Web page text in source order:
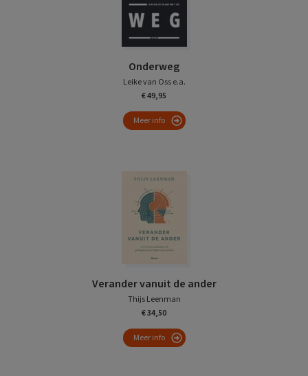
Onderweg
Leike van Oss e.a.
€ 49,95
Meer info
Verander vanuit de ander
Thijs Leenman
€ 34,50
Meer info